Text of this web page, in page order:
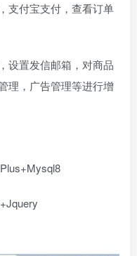
支付宝支付，查看订单
设置发信邮箱，对商品
理，广告管理等进行增